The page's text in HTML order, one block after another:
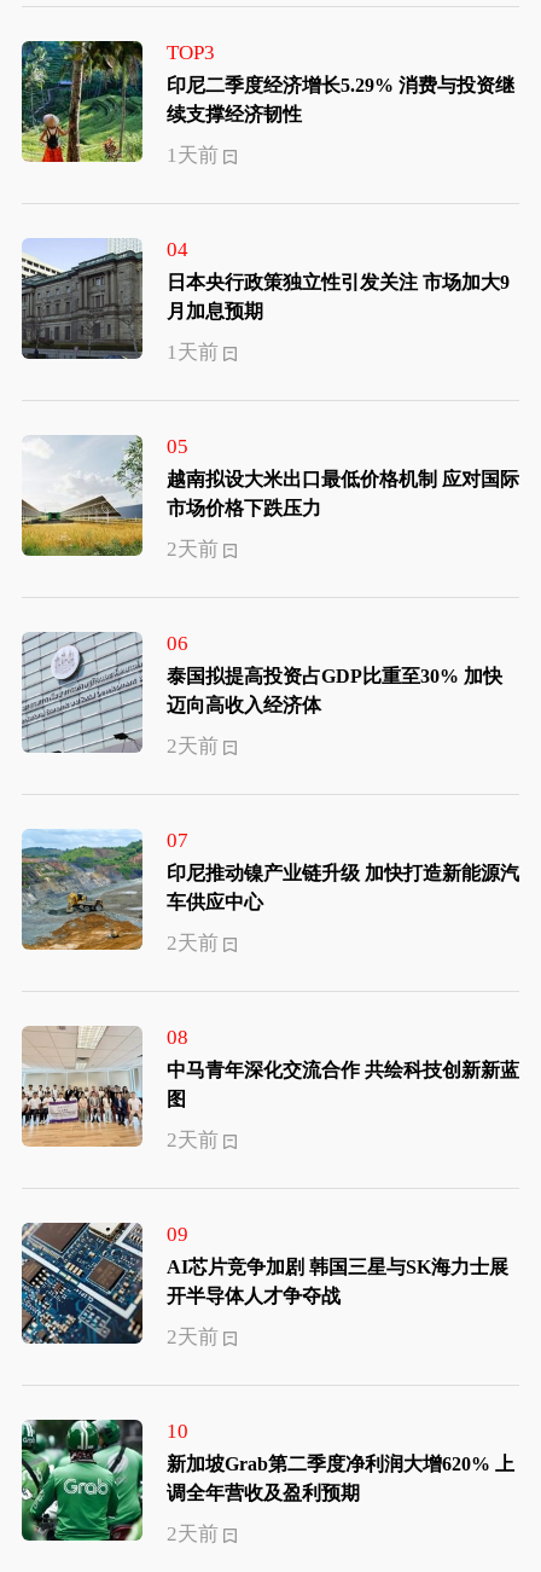
TOP3
印尼二季度经济增长5.29% 消费与投资继
续支撑经济韧性
1天前
04
日本央行政策独立性引发关注 市场加大9
月加息预期
1天前
05
越南拟设大米出口最低价格机制 应对国际
市场价格下跌压力
2天前
06
泰国拟提高投资占GDP比重至30% 加快
迈向高收入经济体
2天前
07
印尼推动镍产业链升级 加快打造新能源汽
车供应中心
2天前
08
中马青年深化交流合作 共绘科技创新新蓝
图
2天前
09
AI芯片竞争加剧 韩国三星与SK海力士展
开半导体人才争夺战
2天前
10
新加坡Grab第二季度净利润大增620% 上
调全年营收及盈利预期
2天前